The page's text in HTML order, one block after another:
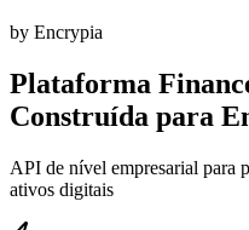
by Encrypia
Plataforma
Construída para
API de nível empresarial para
ativos digitais